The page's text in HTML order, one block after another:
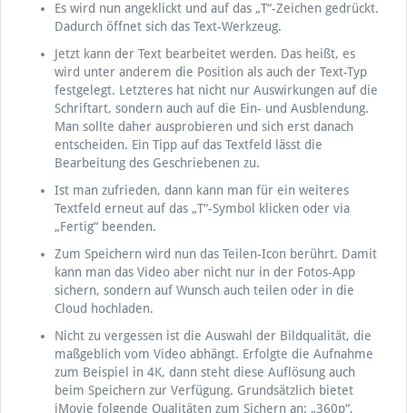
Es wird nun angeklickt und auf das „T“-Zeichen gedrückt.
Dadurch öffnet sich das Text-Werkzeug.
Jetzt kann der Text bearbeitet werden. Das heißt, es
wird unter anderem die Position als auch der Text-Typ
festgelegt. Letzteres hat nicht nur Auswirkungen auf die
Schriftart, sondern auch auf die Ein- und Ausblendung.
Man sollte daher ausprobieren und sich erst danach
entscheiden. Ein Tipp auf das Textfeld lässt die
Bearbeitung des Geschriebenen zu.
Ist man zufrieden, dann kann man für ein weiteres
Textfeld erneut auf das „T“-Symbol klicken oder via
„Fertig“ beenden.
Zum Speichern wird nun das Teilen-Icon berührt. Damit
kann man das Video aber nicht nur in der Fotos-App
sichern, sondern auf Wunsch auch teilen oder in die
Cloud hochladen.
Nicht zu vergessen ist die Auswahl der Bildqualität, die
maßgeblich vom Video abhängt. Erfolgte die Aufnahme
zum Beispiel in 4K, dann steht diese Auflösung auch
beim Speichern zur Verfügung. Grundsätzlich bietet
iMovie folgende Qualitäten zum Sichern an: „360p“,